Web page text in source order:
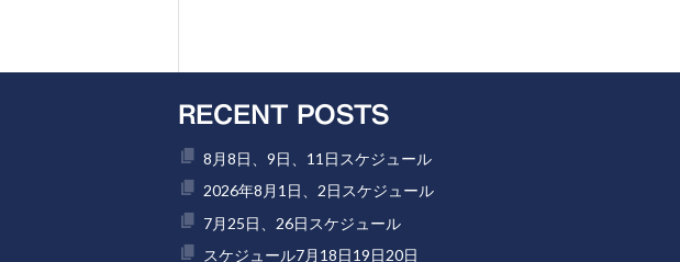
RECENT POSTS
8月8日、9日、11日スケジュール
2026年8月1日、2日スケジュール
7月25日、26日スケジュール
スケジュール7月18日19日20日